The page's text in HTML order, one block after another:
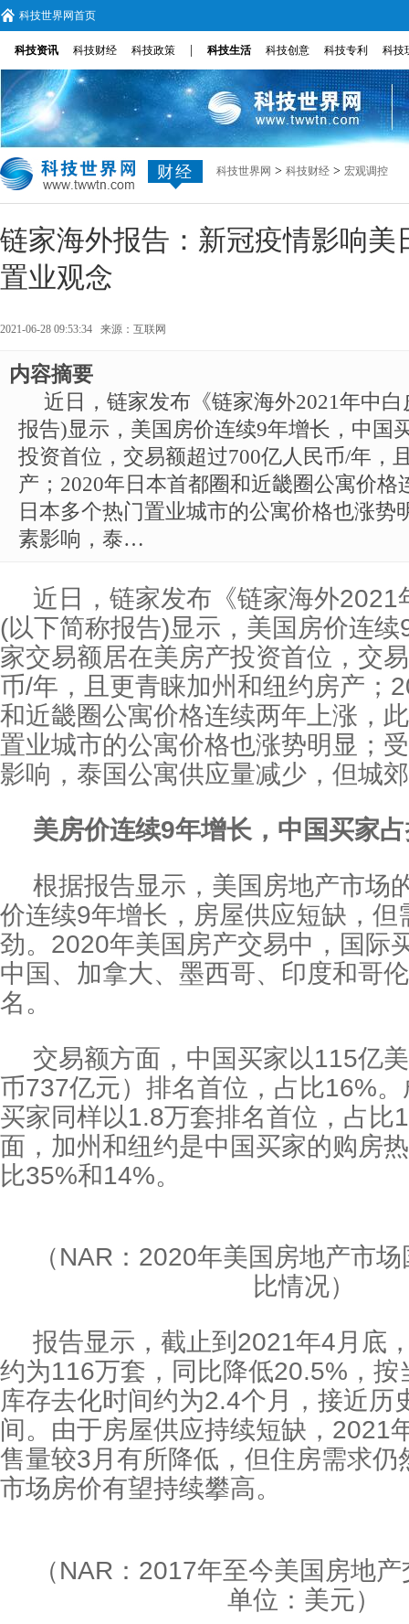
科技世界网首页
科技资讯 科技财经 科技政策 科技生活 科技创意 科技专利 科技
财经 科技世界网 > 科技财经 > 宏观调控
链家海外报告：新冠疫情影响美
置业观念
2021-06-28 09:53:34 来源： 互联网
内容摘要
近日，链家发布《链家海外2021年中
报告)显示，美国房价连续9年增长，中国
投资首位，交易额超过700亿人民币/年，
产；2020年日本首都圈和近畿圈公寓价格
日本多个热门置业城市的公寓价格也涨势
素影响，泰…
近日，链家发布《链家海外2021
(以下简称报告)显示，美国房价连
家交易额居在美房产投资首位，交
币/年，且更青睐加州和纽约房产；
和近畿圈公寓价格连续两年上涨，
置业城市的公寓价格也涨势明显；
影响，泰国公寓供应量减少，但城
美房价连续9年增长，中国买家
根据报告显示，美国房地产市场
价连续9年增长，房屋供应短缺，但
劲。2020年美国房产交易中，国际
中国、加拿大、墨西哥、印度和哥
名。
交易额方面，中国买家以115亿
币737亿元）排名首位，占比16%
买家同样以1.8万套排名首位，占比
面，加州和纽约是中国买家的购房
比35%和14%。
（NAR：2020年美国房地产市
比情况）
报告显示，截止到2021年4月底
约为116万套，同比降低20.5%，按
库存去化时间约为2.4个月，接近历
间。由于房屋供应持续短缺，2021
售量较3月有所降低，但住房需求仍
市场房价有望持续攀高。
（NAR：2017年至今美国房地
单位：美元）